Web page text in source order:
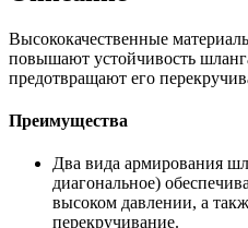
Высококачественные
повышают устойчивость
предотвращают его
Преимущества
Два вида армирования
диагональное)
высоком давлении, а
перекручивание.